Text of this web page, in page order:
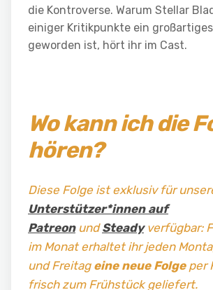
die Kontroverse. Warum Stellar
einiger Kritikpunkte ein
geworden ist, hört ihr im Cast.
Wo kann ich die
hören?
Diese Folge ist exklusiv für
Unterstützer*innen auf
PatreonundSteadyverfügbar:
im Monat erhaltet ihr jeden
und Freitageine neue Folgeper
frisch zum Frühstück geliefert.